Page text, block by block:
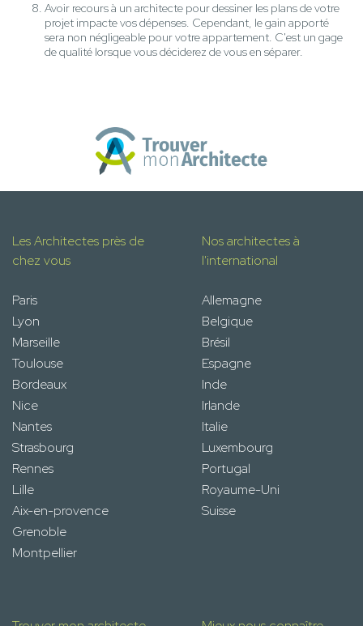
Avoir recours à un architecte pour dessiner les plans de votre
projet impacte vos dépenses. Cependant, le gain apporté
sera non négligeable pour votre appartement. C'est un gage
de qualité lorsque vous déciderez de vous en séparer.
Les Architectes près de
chez vous
Paris
Lyon
Marseille
Toulouse
Bordeaux
Nice
Nantes
Strasbourg
Rennes
Lille
Aix-en-provence
Grenoble
Montpellier
Nos architectes à
l'international
Allemagne
Belgique
Brésil
Espagne
Inde
Irlande
Italie
Luxembourg
Portugal
Royaume-Uni
Suisse